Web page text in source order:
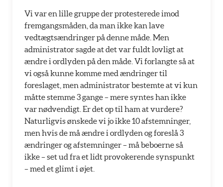
Vi var en lille gruppe der protesterede imod
fremgangsmåden, da man ikke kan lave
vedtægtsændringer på denne måde. Men
administrator sagde at det var fuldt lovligt at
ændre i ordlyden på den måde. Vi forlangte så at
vi også kunne komme med ændringer til
foreslaget, men administrator bestemte at vi kun
måtte stemme 3 gange – mere syntes han ikke
var nødvendigt. Er det op til ham at vurdere?
Naturligvis ønskede vi jo ikke 10 afstemninger,
men hvis de må ændre i ordlyden og foreslå 3
ændringer og afstemninger – må beboerne så
ikke – set ud fra et lidt provokerende synspunkt
– med et glimt i øjet.